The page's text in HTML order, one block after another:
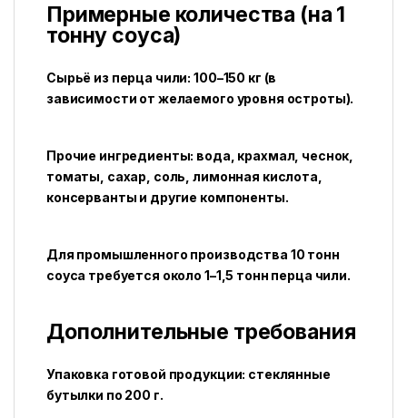
Примерные количества (на 1
тонну соуса)
Сырьё из перца чили: 100–150 кг (в
зависимости от желаемого уровня остроты).
Прочие ингредиенты: вода, крахмал, чеснок,
томаты, сахар, соль, лимонная кислота,
консерванты и другие компоненты.
Для промышленного производства 10 тонн
соуса требуется около 1–1,5 тонн перца чили.
Дополнительные требования
Упаковка готовой продукции: стеклянные
бутылки по 200 г.